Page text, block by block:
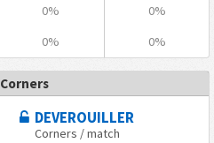
0% 0%
0% 0%
Corners
DEVEROUILLER
Corners / match